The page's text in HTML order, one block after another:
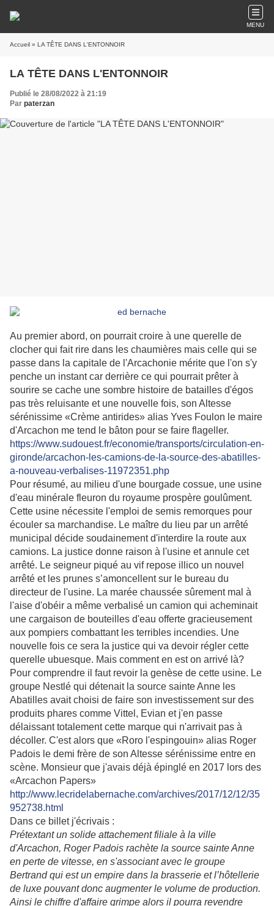
MENU
Accueil » LA TÊTE DANS L'ENTONNOIR
LA TÊTE DANS L'ENTONNOIR
Publié le 28/08/2022 à 21:19
Par paterzan
Au premier abord, on pourrait croire à une querelle de
clocher qui fait rire dans les chaumières mais celle qui se
passe dans la capitale de l'Arcachonie mérite que l'on s'y
penche un instant car derrière ce qui pourrait prêter à
sourire se cache une sombre histoire de batailles d'égos
pas très reluisante et une nouvelle fois, son Altesse
sérénissime «Crème antirides» alias Yves Foulon le maire
d'Arcachon me tend le bâton pour se faire flageller.
https://www.sudouest.fr/economie/transports/circulation-en-
gironde/arcachon-les-camions-de-la-source-des-abatilles-
a-nouveau-verbalises-11972351.php
Pour résumé, au milieu d'une bourgade cossue, une usine
d'eau minérale fleuron du royaume prospère goulûment.
Cette usine nécessite l'emploi de semis remorques pour
écouler sa marchandise. Le maître du lieu par un arrêté
municipal décide soudainement d'interdire la route aux
camions. La justice donne raison à l'usine et annule cet
arrêté. Le seigneur piqué au vif repose illico un nouvel
arrêté et les prunes s’amoncellent sur le bureau du
directeur de l'usine. La marée chaussée sûrement mal à
l'aise d'obéir a même verbalisé un camion qui acheminait
une cargaison de bouteilles d'eau offerte gracieusement
aux pompiers combattant les terribles incendies. Une
nouvelle fois ce sera la justice qui va devoir régler cette
querelle ubuesque. Mais comment en est on arrivé là?
Pour comprendre il faut revoir la genèse de cette usine. Le
groupe Nestlé qui détenait la source sainte Anne les
Abatilles avait choisi de faire son investissement sur des
produits phares comme Vittel, Evian et j'en passe
délaissant totalement cette marque qui n'arrivait pas à
décoller. C'est alors que «Roro l'espingouin» alias Roger
Padois le demi frère de son Altesse sérénissime entre en
scène. Monsieur que j'avais déjà épinglé en 2017 lors des
«Arcachon Papers»
http://www.lecridelabernache.com/archives/2017/12/12/35
952738.html
Dans ce billet j'écrivais :
Prétextant un solide attachement filiale à la ville
d'Arcachon, Roger Padois rachète la source sainte Anne
en perte de vitesse, en s'associant avec le groupe
Bertrand qui est un empire dans la brasserie et l’hôtellerie
de luxe pouvant donc augmenter le volume de production.
Ainsi le chiffre d'affaire grimpe alors il pourra revendre